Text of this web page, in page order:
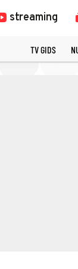
streaming
TV GIDS